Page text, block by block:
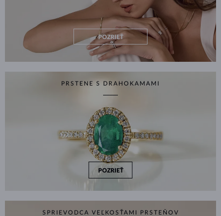
POZRIEŤ
PRSTENE S DRAHOKAMAMI
POZRIEŤ
SPRIEVODCA VEĽKOSŤAMI PRSTEŇOV